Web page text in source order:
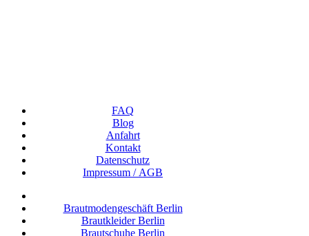
FAQ
Blog
Anfahrt
Kon­takt
Daten­schutz
Impres­sum / AGB
Braut­mo­den­ge­schäft Berlin
Braut­klei­der Berlin
Braut­schu­he Berlin